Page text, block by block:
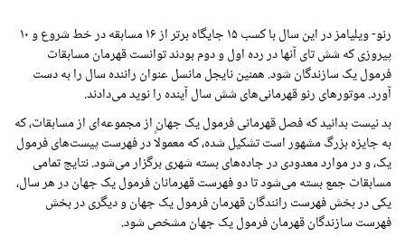
رنو- ویلیامز در این سال با کسب ۱۵ جایگاه برتر از ۱۶ مسابقه در خط شروع و ۱۰
پیروزی که شش تای آنها در رده اول و دوم بودند توانست قهرمان مسابقات
فرمول یک سازندگان شود. همنین نایجل مانسل عنوان راننده سال را به دست
آورد. موتورهای رنو قهرمانی‌های شش سال آینده را نوید می‌دادند.
بد نیست بدانید که فصل قهرمانی فرمول یک جهان از مجموعه‌ای از مسابقات، که
به جایزه بزرگ مشهور است تشکیل شده، که معمولاً در فهرست پیست‌های فرمول
یک، و در موارد معدودی در جاده‌های بسته شهری برگزار می‌شود. نتایج تمامی
مسابقات جمع بسته می‌شود تا دو فهرست قهرمانان فرمول یک جهان در هر سال،
یکی در بخش فهرست رانندگان قهرمان فرمول یک جهان و دیگری در بخش
فهرست سازندگان قهرمان فرمول یک جهان مشخص شود.